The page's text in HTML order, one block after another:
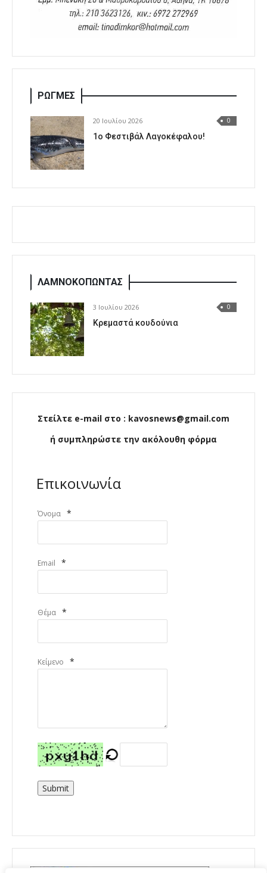
ΡΩΓΜΕΣ
20 Ιουλίου 2026 0
1o Φεστιβάλ Λαγοκέφαλου!
ΛΑΜΝΟΚΟΠΩΝΤΑΣ
3 Ιουλίου 2026 0
Κρεμαστά κουδούνια
Στείλτε e-mail στο : kavosnews@gmail.com
ή συμπληρώστε την ακόλουθη φόρμα
Επικοινωνία
Όνομα *
Email *
Θέμα *
Κείμενο *
Submit